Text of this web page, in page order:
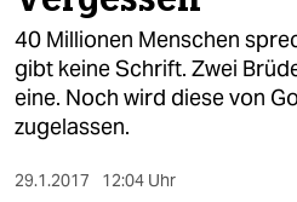
öko
gesellschaft
kultur
sport
40 Millionen Menschen
gibt keine Schrift. Zwei
eine. Noch wird diese von
zugelassen.
29.1.2017 12:04 Uhr